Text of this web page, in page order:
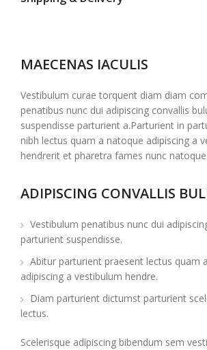
MAECENAS IACULIS
Vestibulum curae torquent diam diam
penatibus nunc dui adipiscing convallis
suspendisse parturient a.Parturient in
nibh lectus quam a natoque adipiscing a
hendrerit et pharetra fames nunc natoque
ADIPISCING CONVALLIS
Vestibulum penatibus nunc dui
parturient suspendisse.
Abitur parturient praesent lectus quam
adipiscing a vestibulum hendre.
Diam parturient dictumst parturient
lectus.
Scelerisque adipiscing bibendum sem